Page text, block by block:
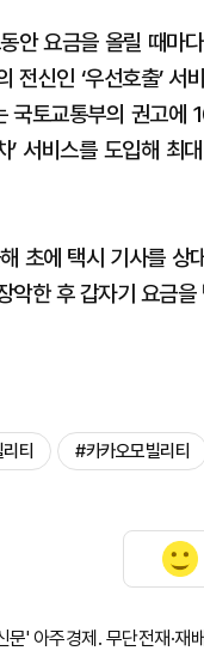
안 요금을 올릴 때마
전신인 ‘우선호출’
국토교통부의 권고
’ 서비스를 도입해
초에 택시 기사를
악한 후 갑자기 요금
티 #카카오모빌리티
' 아주경제. 무단전재·재